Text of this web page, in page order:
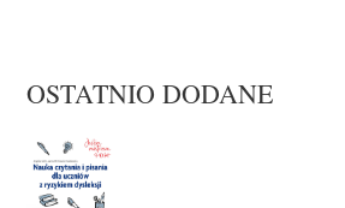
OSTATNIO DODANE